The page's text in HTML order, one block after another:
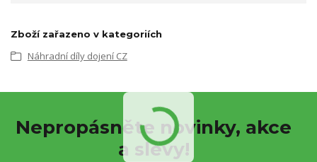
Zboží zařazeno v kategoriích
Náhradní díly dojení CZ
Nepropásněte novinky, akce
a slevy!